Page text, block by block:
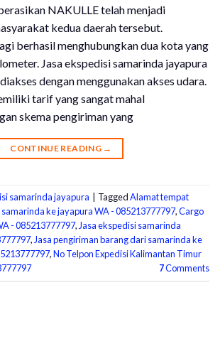
NAKULLE telah menjadi
kedua daerah tersebut.
berhasil menghubungkan dua kota yang
Jasa ekspedisi samarinda jayapura
dengan menggunakan akses udara.
tarif yang sangat mahal
skema pengiriman yang
CONTINUE READING →
samarinda jayapura TaggedAlamat tempat
ke jayapura WA - 085213777797,Cargo
- 085213777797, Jasa ekspedisi samarinda
, Jasa pengiriman barang dari samarinda ke
,No Telpon Expedisi Kalimantan Timur
7Comments